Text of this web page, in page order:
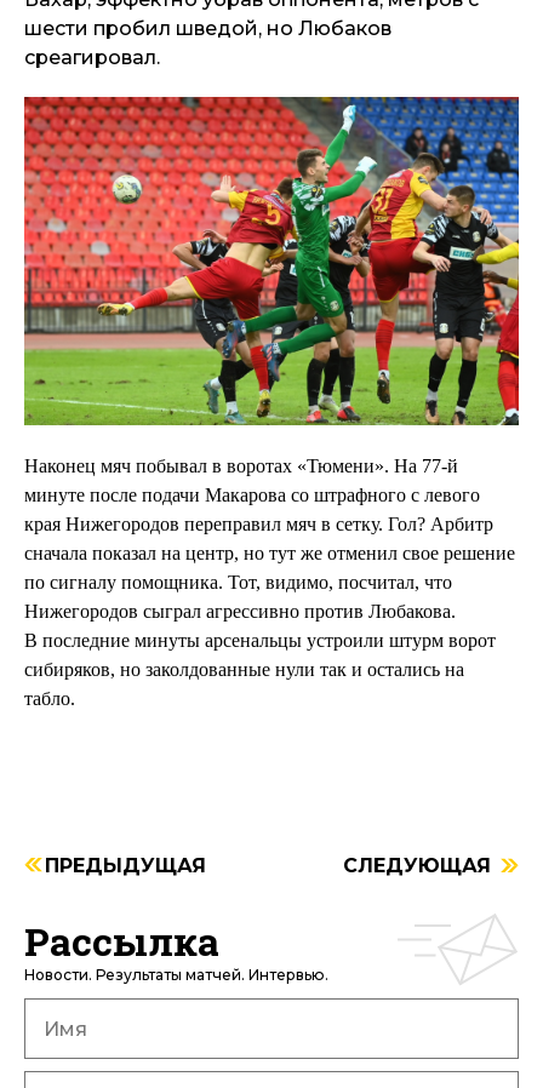
шести пробил шведой, но Любаков
среагировал.
Наконец мяч побывал в воротах «Тюмени». На 77-й
минуте после подачи Макарова со штрафного с левого
края Нижегородов переправил мяч в сетку. Гол? Арбитр
сначала показал на центр, но тут же отменил свое решение
по сигналу помощника. Тот, видимо, посчитал, что
Нижегородов сыграл агрессивно против Любакова.
В последние минуты арсенальцы устроили штурм ворот
сибиряков, но заколдованные нули так и остались на
табло.
ПРЕДЫДУЩАЯ СЛЕДУЮЩАЯ
Рассылка
Новости. Результаты матчей. Интервью.